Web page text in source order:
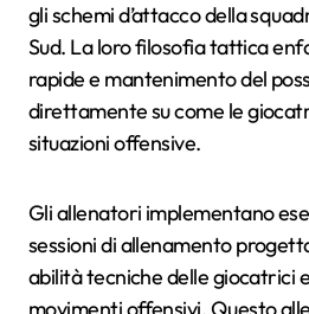
gli schemi d’attacco della
Sud. La loro filosofia tattica
rapide e mantenimento del
direttamente su come le
situazioni offensive.
Gli allenatori implementano
sessioni di allenamento
abilità tecniche delle giocatrici